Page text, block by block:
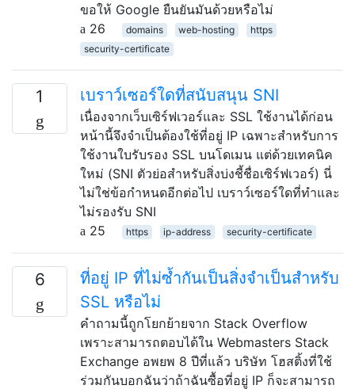
ขอให้ Google ยืนยันมันด้วยหรือไม่
26
domains web-hosting
https
security-certificate
1 เบราว์เซอร์ใดที่สนับสนุน SNI
เนื่องจากเว็บเซิร์ฟเวอร์และ SSL ใช้งานได้ก่อน
หน้านี้จึงจำเป็นต้องใช้ที่อยู่ IP เฉพาะสำหรับการ
ใช้งานใบรับรอง SSL บนโดเมน แต่ด้วยเทคนิค
ใหม่ (SNI ตัวย่อสำหรับสิ่งบ่งชี้ชื่อเซิร์ฟเวอร์) นี่
ไม่ใช่ข้อกำหนดอีกต่อไป เบราว์เซอร์ใดที่ทำและ
ไม่รองรับ SNI
25
https ip-address security-certificate
6
ที่อยู่ IP ที่ไม่ซ้ำกันเป็นสิ่งจำเป็นสำหรับ
SSL หรือไม่
คำถามนี้ถูกโยกย้ายจาก Stack Overflow
เพราะสามารถตอบได้ใน Webmasters Stack
Exchange อพยพ 8 ปีที่แล้ว บริษัท โฮสติ้งที่ใช้
ร่วมกันบอกฉันว่าถ้าฉันซื้อที่อยู่ IP ก็จะสามารถ